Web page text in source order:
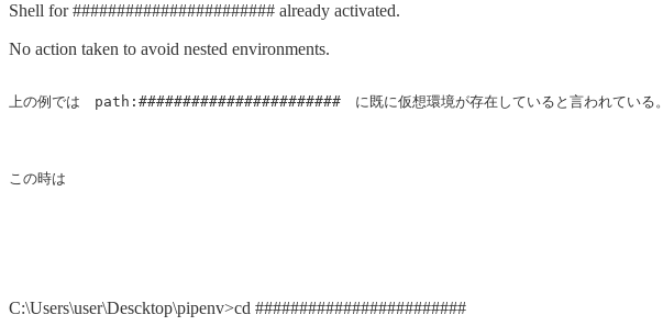
Shell for ####################### already activated.
No action taken to avoid nested environments.
上の例では　path:#######################　に既に仮想環境が存在していると言われている。
この時は
C:\Users\user\Descktop\pipenv>cd ########################